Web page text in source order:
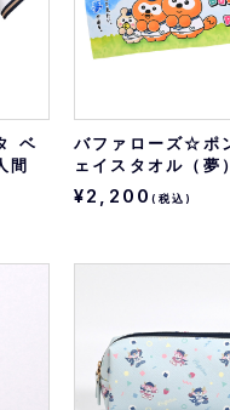
ベ
間
バファローズ☆ポ
ェイスタオル（夢）
¥2,200(税込)